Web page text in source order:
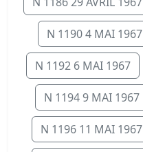
N 1190 4 MAI 1967
N 1192 6 MAI 1967
N 1194 9 MAI 1967
N 1196 11 MAI 1967